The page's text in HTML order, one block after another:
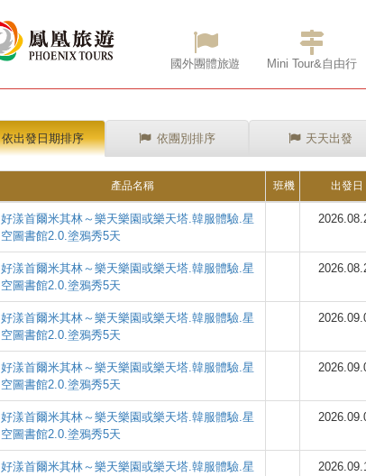
國外團體旅遊 Mini Tour&自由行
依出發日期排序 依團別排序 天天出發
產品名稱 班機 出發日
好漾首爾米其林～樂天樂園或樂天塔.韓服體驗.星
空圖書館2.0.塗鴉秀5天
好漾首爾米其林～樂天樂園或樂天塔.韓服體驗.星
空圖書館2.0.塗鴉秀5天
好漾首爾米其林～樂天樂園或樂天塔.韓服體驗.星
空圖書館2.0.塗鴉秀5天
好漾首爾米其林～樂天樂園或樂天塔.韓服體驗.星
空圖書館2.0.塗鴉秀5天
好漾首爾米其林～樂天樂園或樂天塔.韓服體驗.星
空圖書館2.0.塗鴉秀5天
好漾首爾米其林～樂天樂園或樂天塔.韓服體驗.星